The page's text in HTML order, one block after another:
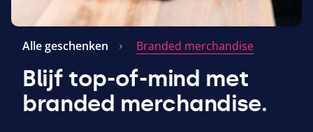
Alle geschenken Branded merchandise
Blijf top-of-mind met
branded merchandise.